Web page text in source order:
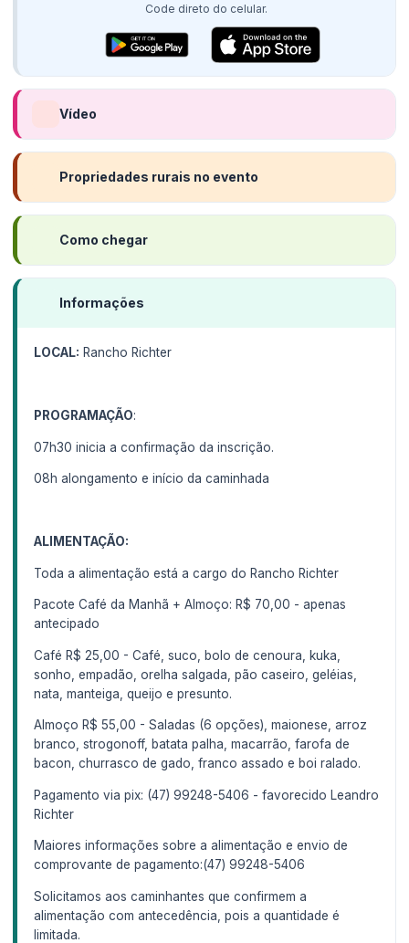
Code direto do celular.
Vídeo
Propriedades rurais no evento
Como chegar
Informações
LOCAL: Rancho Richter
PROGRAMAÇÃO:
07h30 inicia a confirmação da inscrição.
08h alongamento e início da caminhada
ALIMENTAÇÃO:
Toda a alimentação está a cargo do Rancho Richter
Pacote Café da Manhã + Almoço: R$ 70,00 - apenas
antecipado
Café R$ 25,00 - Café, suco, bolo de cenoura, kuka,
sonho, empadão, orelha salgada, pão caseiro, geléias,
nata, manteiga, queijo e presunto.
Almoço R$ 55,00 - Saladas (6 opções), maionese, arroz
branco, strogonoff, batata palha, macarrão, farofa de
bacon, churrasco de gado, franco assado e boi ralado.
Pagamento via pix: (47) 99248-5406 - favorecido Leandro
Richter
Maiores informações sobre a alimentação e envio de
comprovante de pagamento:(47) 99248-5406
Solicitamos aos caminhantes que confirmem a
alimentação com antecedência, pois a quantidade é
limitada.